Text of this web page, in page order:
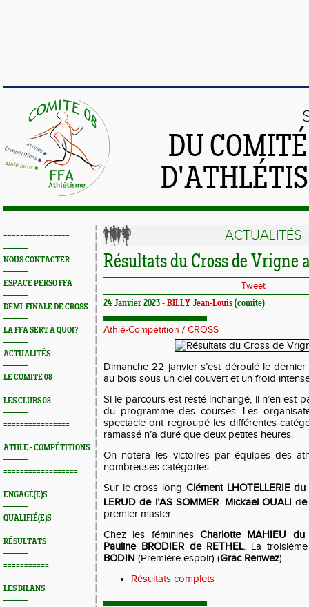
DU
================
NOUS CONTACTER
ESPACE PERSO FFA
DEMI-FINALE DE CROSS
LA FFA SERT À QUOI?
ACTUALITÉS
LE COMITE 08
LES CLUBS 08
================
ATHLE - COMPÉTITIONS
==================
ENGAGÉ(E)S
QUALIFIÉ(E)S
RÉSULTATS
===========
LES BILANS
ACTUALITÉS
Résultats du Cross de Vrigne
Tweet
24 Janvier 2023 - BILLY Jean-Louis(comite)
Athlé-Compétition / CROSS
Dimanche 22 janvier s’est déroulé le
au bois sous un ciel couvert et un froid
Si le parcours est resté inchangé, il n’en est
du programme des courses. Les
spectacle ont regroupé les différentes
ramassé n’a duré que deux petites heures.
On notera les victoires par équipes des
nombreuses catégories.
Sur le cross long Clément LHOTELLERIE
LERUD de l’AS SOMMER. Mickael OUALI d
premier master.
Chez les fémininesCharlotte MAHIEU du
Pauline BRODIER de RETHEL. La
BODIN (Première espoir) (Grac Renwez)
Résultats complets